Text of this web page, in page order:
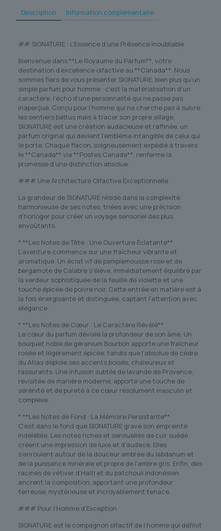
Description Information complémentaire
## SIGNATURE : L’Essence d’une Présence Inoubliable
Bienvenue dans **Le Royaume du Parfum**, votre
destination d’excellence olfactive au **Canada**. Nous
sommes fiers de vous présenter SIGNATURE, bien plus qu’un
simple parfum pour homme : c’est la matérialisation d’un
caractère, l’écho d’une personnalité qui ne passe pas
inaperçue. Conçu pour l’homme qui ne cherche pas à suivre
les sentiers battus mais à tracer son propre sillage,
SIGNATURE est une création audacieuse et raffinée, un
parfum original qui devient l’emblème intangible de celui qui
le porte. Chaque flacon, soigneusement expédié à travers
le **Canada** via **Postes Canada**, renferme la
promesse d’une distinction absolue.
### Une Architecture Olfactive Exceptionnelle
La grandeur de SIGNATURE réside dans la complexité
harmonieuse de ses notes, triées avec une précision
d’horloger pour créer un voyage sensoriel des plus
envoûtants.
* **Les Notes de Tête : Une Ouverture Éclatante**
L’aventure commence sur une fraîcheur vibrante et
aromatique. Un éclat vif de pamplemousse rose et de
bergamote de Calabre s’élève, immédiatement équilibré par
la verdeur sophistiquée de la feuille de violette et une
touche épicée de poivre noir. Cette entrée en matière est à
la fois énergisante et distinguée, captant l’attention avec
élégance.
* **Les Notes de Cœur : Le Caractère Révélé**
Le cœur du parfum dévoile la profondeur de son âme. Un
bouquet noble de géranium Bourbon apporte une fraîcheur
rosée et légèrement épicée, tandis que l’absolue de cèdre
du Atlas déploie ses accents boisés, chaleureux et
rassurants. Une infusion subtile de lavande de Provence,
revisitée de manière moderne, apporte une touche de
sérénité et de pureté à ce cœur résolument masculin et
complexe.
* **Les Notes de Fond : La Mémoire Persistante**
C’est dans le fond que SIGNATURE grave son empreinte
indélébile. Les notes riches et sensuelles de cuir suédé
créent une impression de luxe et d’audace. Elles
s’enroulent autour de la douceur ambrée du labdanum et
de la puissance minérale et propre de l’ambre gris. Enfin, des
racines de vétiver d’Haïti et du patchouli indonésien
ancrent la composition, apportant une profondeur
terreuse, mystérieuse et incroyablement tenace.
### Pour l’Homme d’Exception
SIGNATURE est le compagnon olfactif de l’homme qui définit